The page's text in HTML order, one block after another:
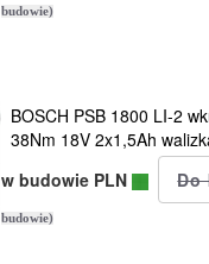
budowie)
BOSCH PSB 1800 LI-2
38Nm 18V 2x1,5Ah
w budowie PLN
budowie)